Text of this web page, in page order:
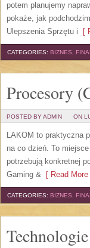
potem planujemy
pokaże, jak
Ulepszenia Sprzętu i [
CATEGORIES: BIZNES,
Procesory
POSTED BY ADMIN ON
LAKOM to praktyczna
na co dzień. To
potrzebują konkretnej
Gaming & [ Read More
CATEGORIES: BIZNES,